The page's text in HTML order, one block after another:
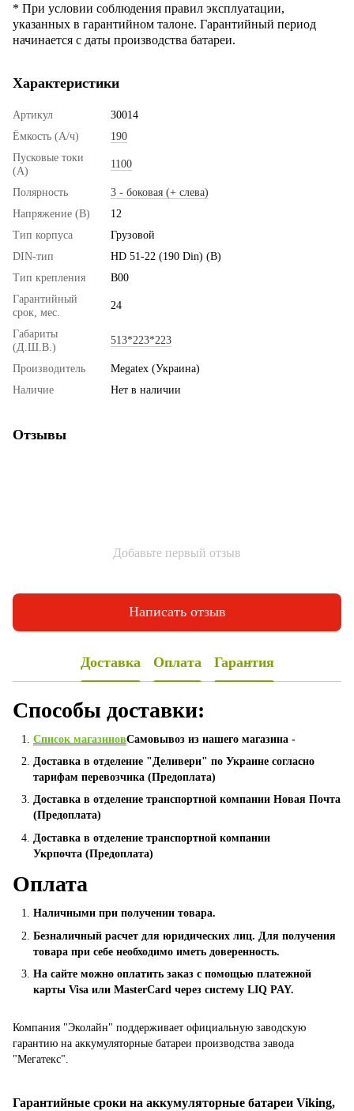
* При условии соблюдения правил эксплуатации,
указанных в гарантийном талоне. Гарантийный период
начинается с даты производства батареи.
Характеристики
Артикул
30014
Ёмкость (А/ч)
190
Пусковые токи
(А)
1100
Полярность
3 - боковая (+ слева)
Напряжение (В)
12
Тип корпуса
Грузовой
DIN-тип
HD 51-22 (190 Din) (B)
Тип крепления
B00
Гарантийный
срок, мес.
24
Габариты
(Д.Ш.В.)
513*223*223
Производитель
Megatex (Украина)
Наличие
Нет в наличии
Отзывы
Добавьте первый отзыв
Написать отзыв
Доставка Оплата Гарантия
Способы доставки:
Список магазиновСамовывоз из нашего магазина -
Доставка в отделение "Деливери" по Украине согласно
тарифам перевозчика (Предоплата)
Доставка в отделение транспортной компании Новая Почта
(Предоплата)
Доставка в отделение транспортной компании
Укрпочта (Предоплата)
Оплата
Наличными при получении товара.
Безналичный расчет для юридических лиц. Для получения
товара при себе необходимо иметь доверенность.
На сайте можно оплатить заказ с помощью платежной
карты Visa или MasterCard через систему LIQ PAY.
Компания "Эколайн" поддерживает официальную заводскую
гарантию на аккумуляторные батареи производства завода
"Мегатекс".
Гарантийные сроки на аккумуляторные батареи Viking,